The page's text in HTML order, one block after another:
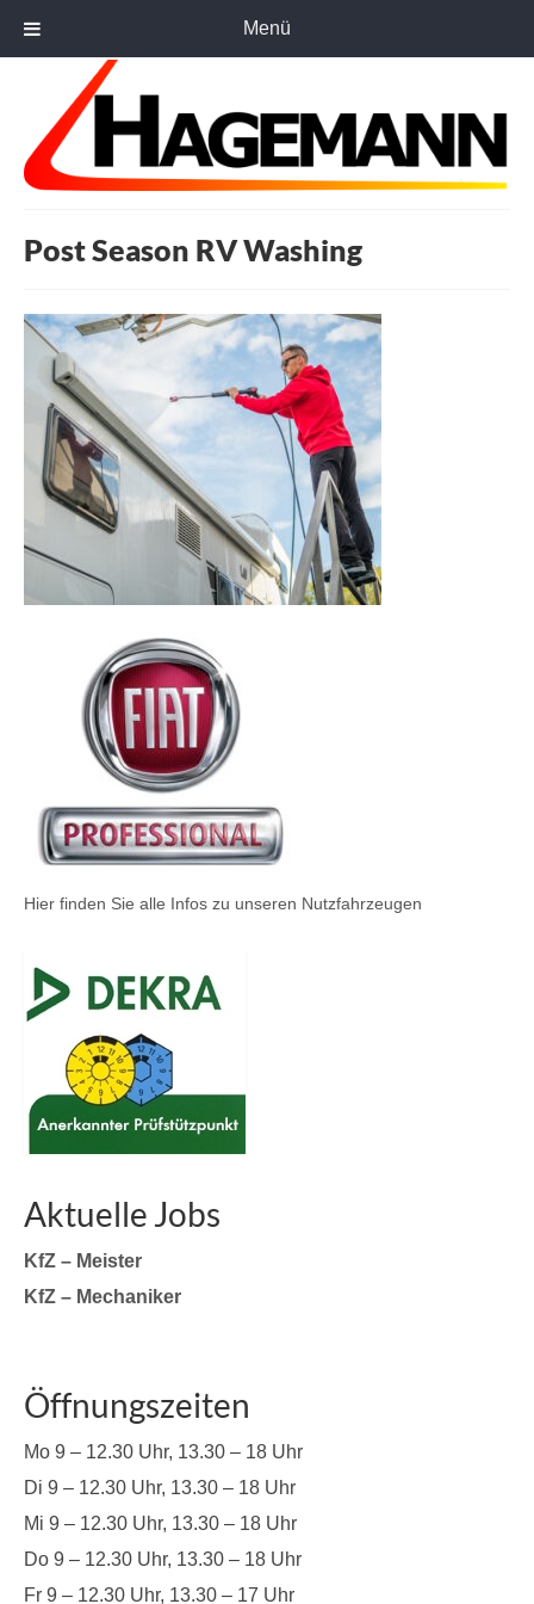
Post Season RV Washing
Hier finden Sie alle Infos zu unseren Nutzfahrzeugen
Aktuelle Jobs
KfZ – Meister
KfZ – Mechaniker
Öffnungszeiten
Mo 9 – 12.30 Uhr, 13.30 – 18 Uhr
Di 9 – 12.30 Uhr, 13.30 – 18 Uhr
Mi 9 – 12.30 Uhr, 13.30 – 18 Uhr
Do 9 – 12.30 Uhr, 13.30 – 18 Uhr
Fr 9 – 12.30 Uhr, 13.30 – 17 Uhr
Menü